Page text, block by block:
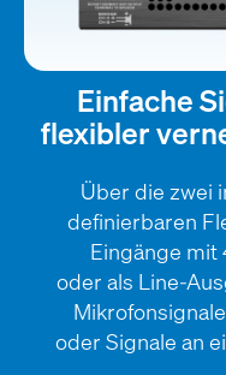
Einfache
flexibler
Über die zwei
definierbaren
Eingänge mit
oder als Line-
oder Signale an